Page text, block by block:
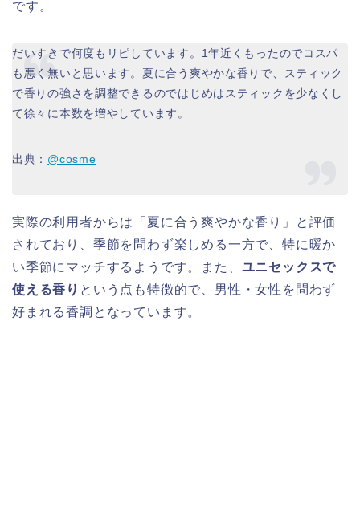
です。
だいすきで何度もリピしています。1年近くもったのでコスパ
も悪く無いと思います。夏に合う爽やかな香りで、スティック
で香りの強さを調整できるのではじめはスティックを少なくし
て徐々に本数を増やしています。
出典： @cosme
実際の利用者からは「夏に合う爽やかな香り」と評価
されており、季節を問わず楽しめる一方で、特に暖か
い季節にマッチするようです。また、 ユニセックスで
使える香り という点も特徴的で、男性・女性を問わず
好まれる香調となっています。